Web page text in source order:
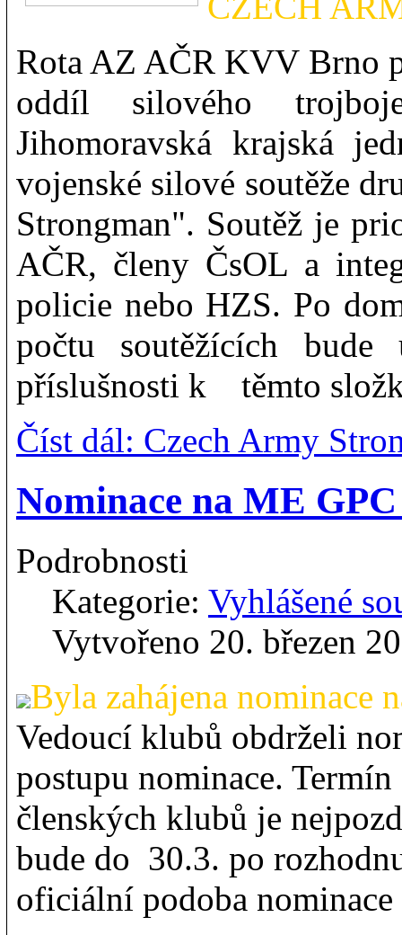
Rota AZ AČR KVV Brno
oddíl silového
Jihomoravská krajská
vojenské silové soutěže
Strongman". Soutěž je
AČR, členy ČsOL a
policie nebo HZS. Po
počtu soutěžících bude
příslušnosti k těmto
Číst dál: Czech Army
Nominace na ME
Podrobnosti
Kategorie: Vyhlášené
Vytvořeno 20. březen
Byla zahájena nominace
Vedoucí klubů obdrželi
postupu nominace.
členských klubů je
bude do 30.3. po
oficiální podoba nominace